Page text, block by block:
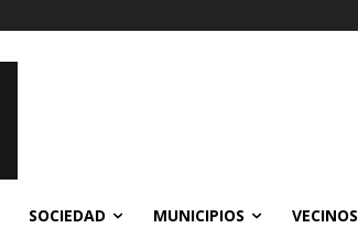
SOCIEDAD MUNICIPIOS VECINOS